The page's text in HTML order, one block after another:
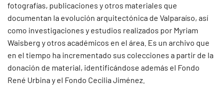
fotografías, publicaciones y otros materiales que
documentan la evolución arquitectónica de Valparaíso, así
como investigaciones y estudios realizados por Myriam
Waisberg y otros académicos en el área. Es un archivo que
en el tiempo ha incrementado sus colecciones a partir de la
donación de material, identificándose además el Fondo
René Urbina y el Fondo Cecilia Jiménez.